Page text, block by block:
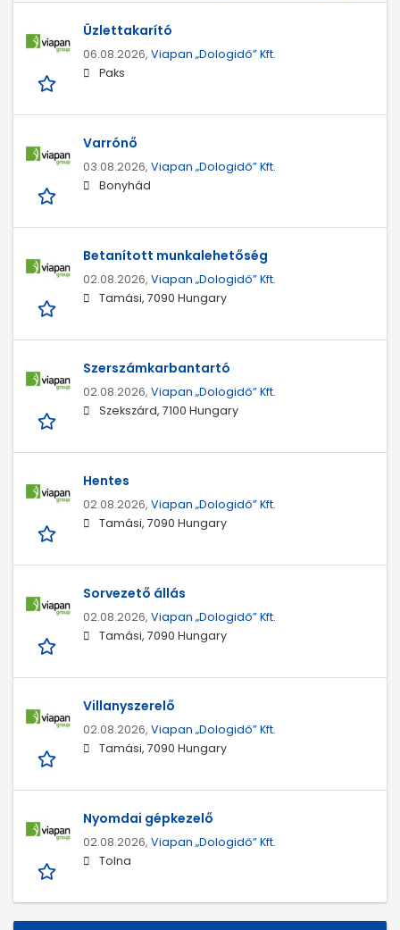
Üzlettakarító
06.08.2026, Viapan „Dologidő” Kft.
Paks
Varrónő
03.08.2026, Viapan „Dologidő” Kft.
Bonyhád
Betanított munkalehetőség
02.08.2026, Viapan „Dologidő” Kft.
Tamási, 7090 Hungary
Szerszámkarbantartó
02.08.2026, Viapan „Dologidő” Kft.
Szekszárd, 7100 Hungary
Hentes
02.08.2026, Viapan „Dologidő” Kft.
Tamási, 7090 Hungary
Sorvezető állás
02.08.2026, Viapan „Dologidő” Kft.
Tamási, 7090 Hungary
Villanyszerelő
02.08.2026, Viapan „Dologidő” Kft.
Tamási, 7090 Hungary
Nyomdai gépkezelő
02.08.2026, Viapan „Dologidő” Kft.
Tolna